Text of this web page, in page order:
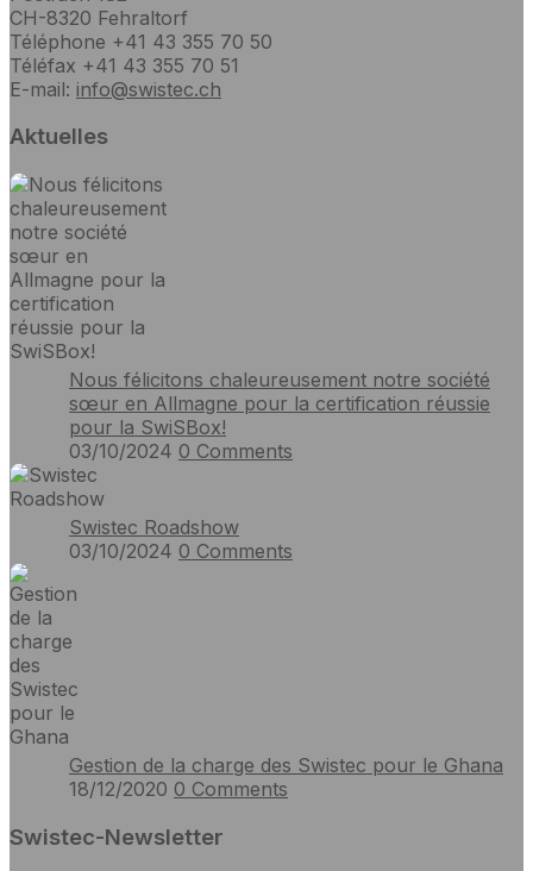
CH-8320 Fehraltorf
Téléphone +41 43 355 70 50
Téléfax +41 43 355 70 51
E-mail: info@swistec.ch
Aktuelles
Nous félicitons chaleureusement notre société
sœur en Allmagne pour la certification réussie
pour la SwiSBox!
03/10/2024 0 Comments
Swistec Roadshow
03/10/2024 0 Comments
Gestion de la charge des Swistec pour le Ghana
18/12/2020 0 Comments
Swistec-Newsletter